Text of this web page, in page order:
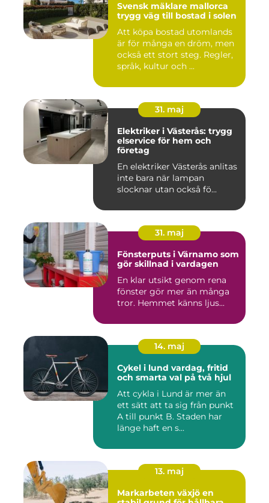
Svensk mäklare mallorca
trygg väg till bostad i solen
Att köpa bostad utomlands
är för många en dröm, men
också ett stort steg. Regler,
språk, kultur och ...
31. maj
Elektriker i Västerås: trygg
elservice för hem och
företag
En elektriker Västerås anlitas
inte bara när lampan
slocknar utan också fö...
31. maj
Fönsterputs i Värnamo som
gör skillnad i vardagen
En klar utsikt genom rena
fönster gör mer än många
tror. Hemmet känns ljus...
14. maj
Cykel i lund vardag, fritid
och smarta val på två hjul
Att cykla i Lund är mer än
ett sätt att ta sig från punkt
A till punkt B. Staden har
länge haft en s...
13. maj
Markarbeten växjö en